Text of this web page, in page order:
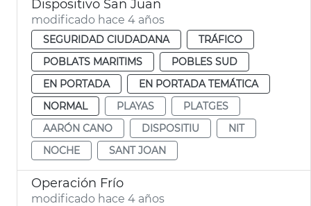
Dispositivo San Juan
modificado hace 4 años
SEGURIDAD CIUDADANA
TRÁFICO
POBLATS MARITIMS
POBLES SUD
EN PORTADA
EN PORTADA TEMÁTICA
NORMAL
PLAYAS
PLATGES
AARÓN CANO
DISPOSITIU
NIT
NOCHE
SANT JOAN
Operación Frío
modificado hace 4 años